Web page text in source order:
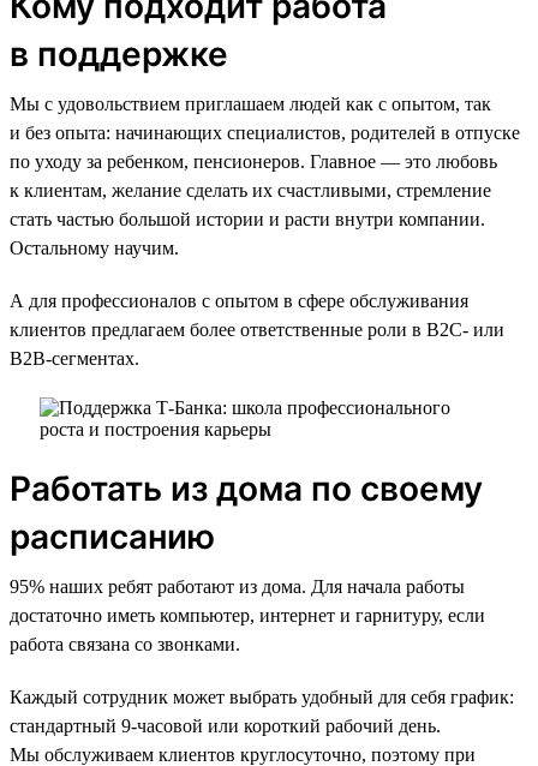
в поддержке
Мы с удовольствием приглашаем людей как с опытом, так
и без опыта: начинающих специалистов, родителей в отпуске
по уходу за ребенком, пенсионеров. Главное — это любовь
к клиентам, желание сделать их счастливыми, стремление
стать частью большой истории и расти внутри компании.
Остальному научим.
А для профессионалов с опытом в сфере обслуживания
клиентов предлагаем более ответственные роли в B2C- или
B2B-сегментах.
Работать из дома по своему
расписанию
95% наших ребят работают из дома. Для начала работы
достаточно иметь компьютер, интернет и гарнитуру, если
работа связана со звонками.
Каждый сотрудник может выбрать удобный для себя график:
стандартный 9-часовой или короткий рабочий день.
Мы обслуживаем клиентов круглосуточно, поэтому при